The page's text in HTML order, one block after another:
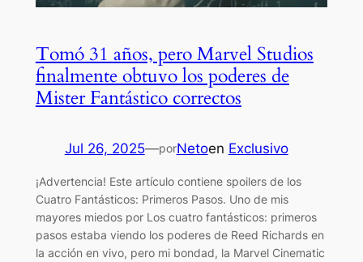
Tomó 31 años, pero Marvel Studios
finalmente obtuvo los poderes de
Mister Fantástico correctos
Jul 26, 2025—porNetoen Exclusivo
¡Advertencia! Este artículo contiene spoilers de los
Cuatro Fantásticos: Primeros Pasos. Uno de mis
mayores miedos por Los cuatro fantásticos: primeros
pasos estaba viendo los poderes de Reed Richards en
la acción en vivo, pero mi bondad, la Marvel Cinematic